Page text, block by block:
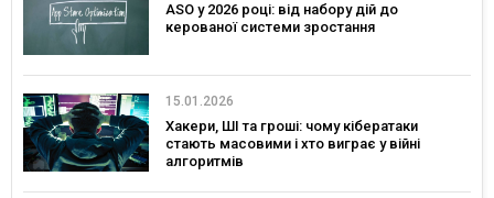
ASO у 2026 році: від набору дій до
керованої системи зростання
15.01.2026
Хакери, ШІ та гроші: чому кібератаки
стають масовими і хто виграє у війні
алгоритмів